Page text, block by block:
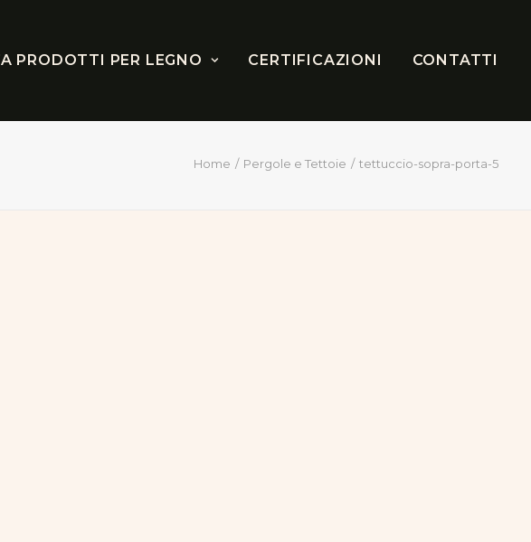
PRODOTTI PER LEGNO CERTIFICAZIONI CONTATTI
Home Pergole e Tettoie tettuccio-sopra-porta-5